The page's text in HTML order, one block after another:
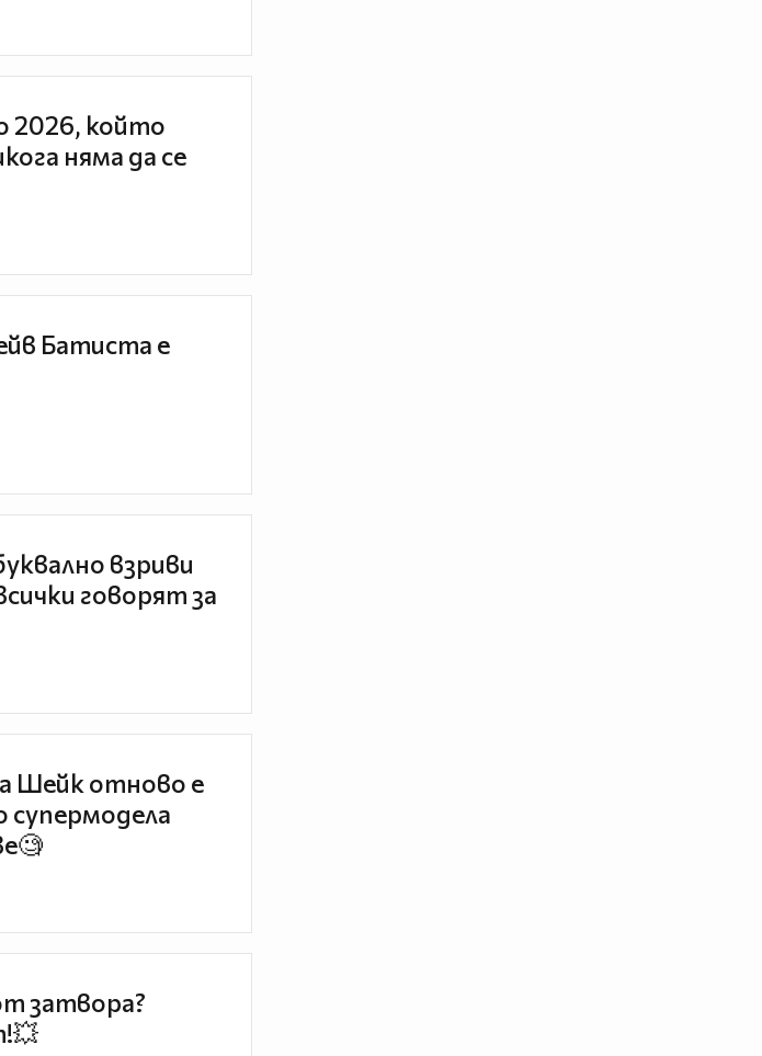
2026, който
няма да се
Батиста е
взриви
говорят за
Шейк отново е
затвора?